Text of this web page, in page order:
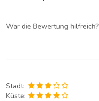
War die Bewertung hilfreich?
Stadt:
Küste: